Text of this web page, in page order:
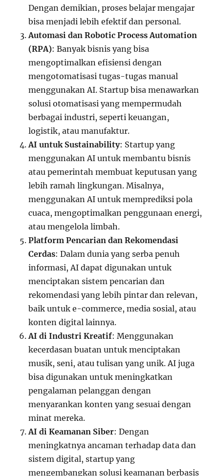
Dengan demikian, proses belajar mengajar
bisa menjadi lebih efektif dan personal.
Automasi dan Robotic Process Automation
(RPA): Banyak bisnis yang bisa
mengoptimalkan efisiensi dengan
mengotomatisasi tugas-tugas manual
menggunakan AI. Startup bisa menawarkan
solusi otomatisasi yang mempermudah
berbagai industri, seperti keuangan,
logistik, atau manufaktur.
AI untuk Sustainability: Startup yang
menggunakan AI untuk membantu bisnis
atau pemerintah membuat keputusan yang
lebih ramah lingkungan. Misalnya,
menggunakan AI untuk memprediksi pola
cuaca, mengoptimalkan penggunaan energi,
atau mengelola limbah.
Platform Pencarian dan Rekomendasi
Cerdas: Dalam dunia yang serba penuh
informasi, AI dapat digunakan untuk
menciptakan sistem pencarian dan
rekomendasi yang lebih pintar dan relevan,
baik untuk e-commerce, media sosial, atau
konten digital lainnya.
AI di Industri Kreatif: Menggunakan
kecerdasan buatan untuk menciptakan
musik, seni, atau tulisan yang unik. AI juga
bisa digunakan untuk meningkatkan
pengalaman pelanggan dengan
menyarankan konten yang sesuai dengan
minat mereka.
AI di Keamanan Siber: Dengan
meningkatnya ancaman terhadap data dan
sistem digital, startup yang
mengembangkan solusi keamanan berbasis